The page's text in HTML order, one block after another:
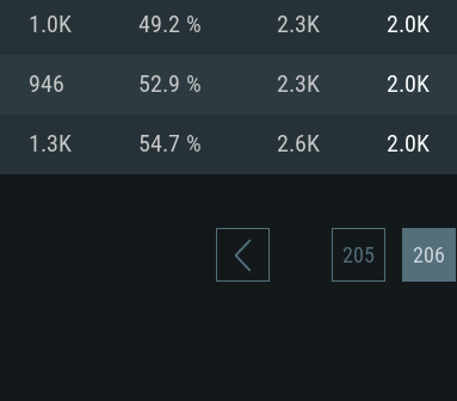
Disco: 60,2 GB
Network: Internet de banda
Disco: 60,2 GB
1.0K 49.2 % 2.3K 2.0K
946 52.9 % 2.3K 2.0K
1.3K 54.7 % 2.6K 2.0K
205 206